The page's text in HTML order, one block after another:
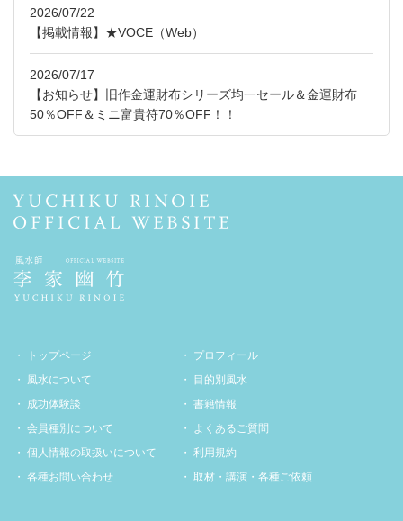
2026/07/22
【掲載情報】★VOCE（Web）
2026/07/17
【お知らせ】旧作金運財布シリーズ均一セール＆金運財布
50％OFF＆ミニ富貴符70％OFF！！
トップページ
プロフィール
風水について
目的別風水
成功体験談
書籍情報
会員種別について
よくあるご質問
個人情報の取扱いについて
利用規約
各種お問い合わせ
取材・講演・各種ご依頼